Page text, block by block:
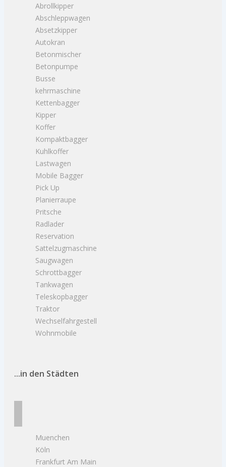
Abrollkipper
Abschleppwagen
Absetzkipper
Autokran
Betonmischer
Betonpumpe
Busse
kehrmaschine
Kettenbagger
Kipper
Koffer
Kompaktbagger
Kuhlkoffer
Lastwagen
Mobile Bagger
Pick Up
Planierraupe
Pritsche
Radlader
Reservation
Sattelzugmaschine
Saugwagen
Schrottbagger
Tankwagen
Teleskopbagger
Traktor
Wechselfahrgestell
Wohnmobile
...in den Städten
Muenchen
Köln
Frankfurt Am Main